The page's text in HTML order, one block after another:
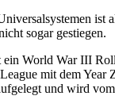
ist
sogar gestiegen.
World War III
mit dem Year
und wird